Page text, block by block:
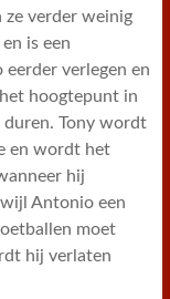
ze verder weinig
is een
verlegen en
hoogtepunt in
Tony wordt
en wordt het
hij
Antonio een
moet
hij verlaten